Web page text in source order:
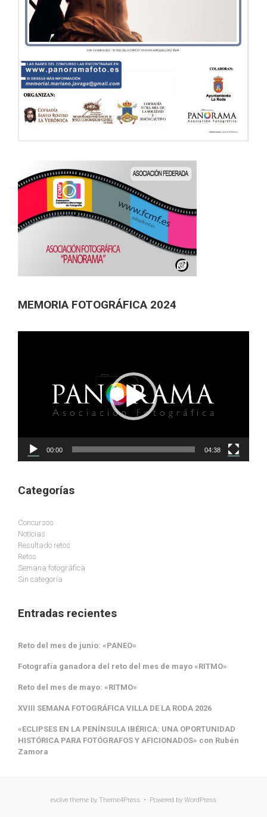
MEMORIA FOTOGRÁFICA 2024
00:00 04:38
Categorías
Concursos
Noticias
Resultado retos
Retos
Semana fotográfica
Sin categoría
Entradas recientes
Reto del mes de junio: «PANEO»
Fotografía ganadora del reto del mes de mayo «RITMO»
Reto del mes de mayo: «RITMO»
XVIII SEMANA FOTOGRÁFICA VILLA DE LA RODA 2026
«ECLIPSES EN LA PENÍNSULA IBÉRICA: UNA OPORTUNIDAD
HISTÓRICA PARA FOTÓGRAFOS Y AFICIONADOS» con Rubén
Zamora
evolve theme by Theme4Press • Powered by WordPress